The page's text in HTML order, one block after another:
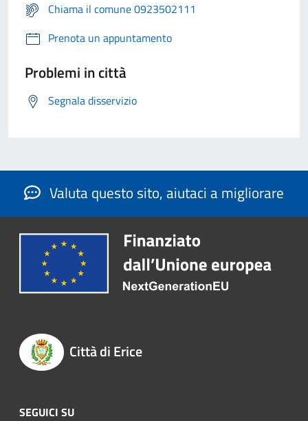
Chiama il comune 0923502111
Prenota un appuntamento
Problemi in città
Segnala disservizio
Valuta questo sito, aiutaci a migliorare
Città di Erice
SEGUICI SU